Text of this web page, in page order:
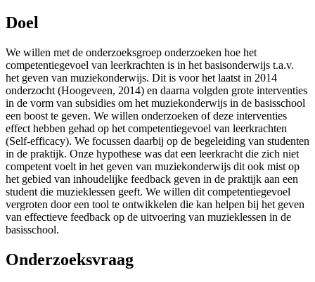
Doel
We willen met de onderzoeksgroep onderzoeken hoe het
competentiegevoel van leerkrachten is in het basisonderwijs t.a.v.
het geven van muziekonderwijs. Dit is voor het laatst in 2014
onderzocht (Hoogeveen, 2014) en daarna volgden grote interventies
in de vorm van subsidies om het muziekonderwijs in de basisschool
een boost te geven. We willen onderzoeken of deze interventies
effect hebben gehad op het competentiegevoel van leerkrachten
(Self-efficacy). We focussen daarbij op de begeleiding van studenten
in de praktijk. Onze hypothese was dat een leerkracht die zich niet
competent voelt in het geven van muziekonderwijs dit ook mist op
het gebied van inhoudelijke feedback geven in de praktijk aan een
student die muzieklessen geeft. We willen dit competentiegevoel
vergroten door een tool te ontwikkelen die kan helpen bij het geven
van effectieve feedback op de uitvoering van muzieklessen in de
basisschool.
Onderzoeksvraag